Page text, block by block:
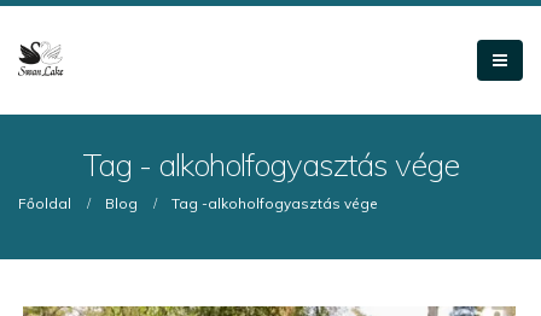
Tag - alkoholfogyasztás vége
Főoldal Blog Tag -alkoholfogyasztás vége